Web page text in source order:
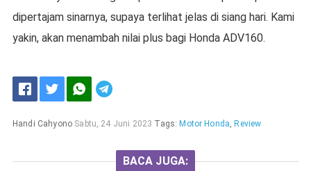
dipertajam sinarnya, supaya terlihat jelas di siang hari. Kami
yakin, akan menambah nilai plus bagi Honda ADV160.
Handi Cahyono Sabtu, 24 Juni 2023 Tags: Motor Honda, Review
BACA JUGA: